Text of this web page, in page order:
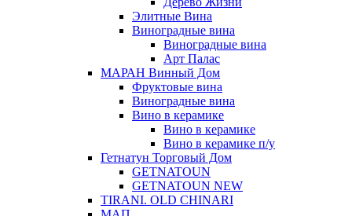
Элитные Вина
Виноградные вина
Виноградные вина
Арт Палас
МАРАН Винный Дом
Фруктовые вина
Виноградные вина
Вино в керамике
Вино в керамике
Вино в керамике п/у
Гетнатун Торговый Дом
GETNATOUN
GETNATOUN NEW
TIRANI. OLD CHINARI